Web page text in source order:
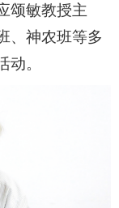
颂敏教授主
、神农班等多
。